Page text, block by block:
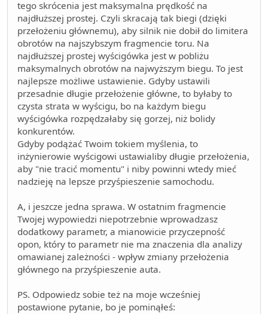
tego skrócenia jest maksymalna prędkość na
najdłuższej prostej. Czyli skracają tak biegi (dzięki
przełożeniu głównemu), aby silnik nie dobił do limitera
obrotów na najszybszym fragmencie toru. Na
najdłuższej prostej wyścigówka jest w pobliżu
maksymalnych obrotów na najwyższym biegu. To jest
najlepsze możliwe ustawienie. Gdyby ustawili
przesadnie długie przełożenie główne, to byłaby to
czysta strata w wyścigu, bo na każdym biegu
wyścigówka rozpędzałaby się gorzej, niż bolidy
konkurentów.
Gdyby podążać Twoim tokiem myślenia, to
inżynierowie wyścigowi ustawialiby długie przełożenia,
aby "nie tracić momentu" i niby powinni wtedy mieć
nadzieję na lepsze przyśpieszenie samochodu.
A, i jeszcze jedna sprawa. W ostatnim fragmencie
Twojej wypowiedzi niepotrzebnie wprowadzasz
dodatkowy parametr, a mianowicie przyczepność
opon, który to parametr nie ma znaczenia dla analizy
omawianej zależności - wpływ zmiany przełożenia
głównego na przyśpieszenie auta.
PS. Odpowiedz sobie też na moje wcześniej
postawione pytanie, bo je pominąłeś: